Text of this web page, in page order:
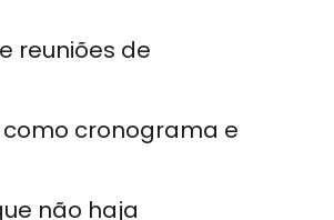
reuniões de
cronograma e
não haja